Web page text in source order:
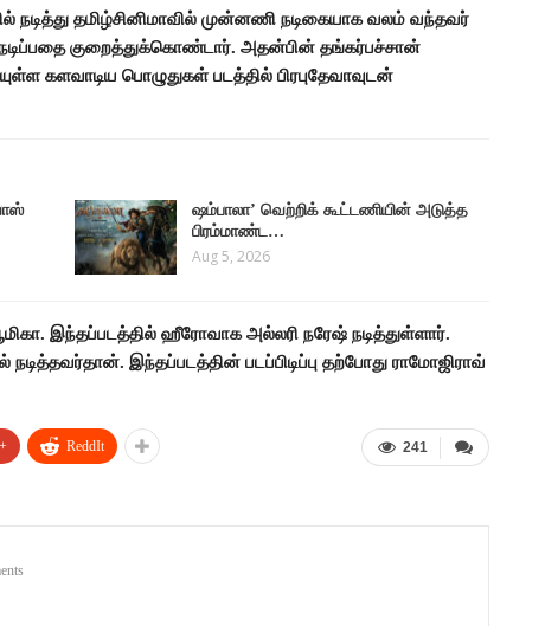
நடித்து தமிழ்சினிமாவில் முன்னணி நடிகையாக வலம் வந்தவர்
நடிப்பதை குறைத்துக்கொண்டார். அதன்பின் தங்கர்பச்சான்
களவாடிய பொழுதுகள் படத்தில் பிரபுதேவாவுடன்
ஷம்பாலா’ வெற்றிக் கூட்டணியின் அடுத்த
பிரம்மாண்ட…
Aug 5, 2026
இந்தப்படத்தில் ஹீரோவாக அல்லரி நரேஷ் நடித்துள்ளார்.
நடித்தவர்தான். இந்தப்படத்தின் படப்பிடிப்பு தற்போது ராமோஜிராவ்
241
ReddIt